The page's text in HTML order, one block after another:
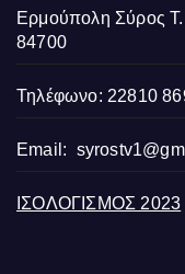
Ερμούπολη Σύρος
84700
Τηλέφωνο: 22810
Email:
ΙΣΟΛΟΓΙΣΜΟΣ 2023